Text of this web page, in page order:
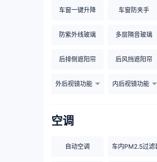
车窗一键升降 车窗防夹手
防紫外线玻璃 多层隔音玻璃
后排侧遮阳帘 后风挡遮阳帘
外后视镜功能 内后视镜功能
空调
自动空调 车内PM2.5过滤